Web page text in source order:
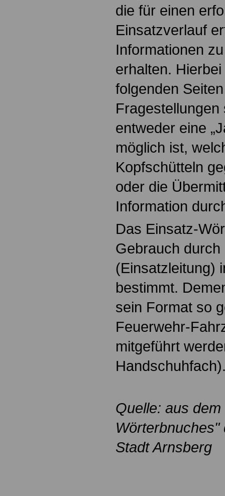
die für einen
Einsatzverlauf
Informationen
erhalten.
folgenden
entweder eine
möglich ist,
Kopfschütteln
oder die
Information
Das Einsatz-
Gebrauch
(Einsatzleitung)
bestimmt.
sein Format so
Feuerwehr-
mitgeführt
Quelle: aus
Stadt Arnsberg